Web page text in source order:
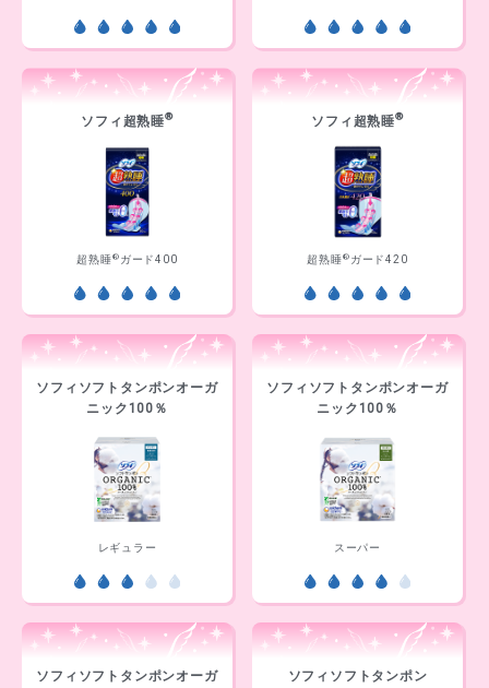
ソフィ超熟睡®
超熟睡® ガード400
ソフィ超熟睡®
超熟睡® ガード420
ソフィソフトタンポンオーガ
ニック100％
レギュラー
ソフィソフトタンポンオーガ
ニック100％
スーパー
ソフィソフトタンポンオーガ
ソフィソフトタンポン